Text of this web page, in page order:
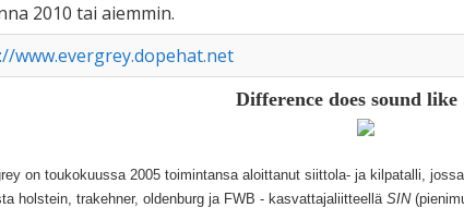
2010 tai aiemmin.
www.evergrey.dopehat.net
Difference does sound like
on toukokuussa 2005 toimintansa aloittanut siittola- ja kilpatalli,
holstein, trakehner, oldenburg ja FWB - kasvattajaliitteellä SIN